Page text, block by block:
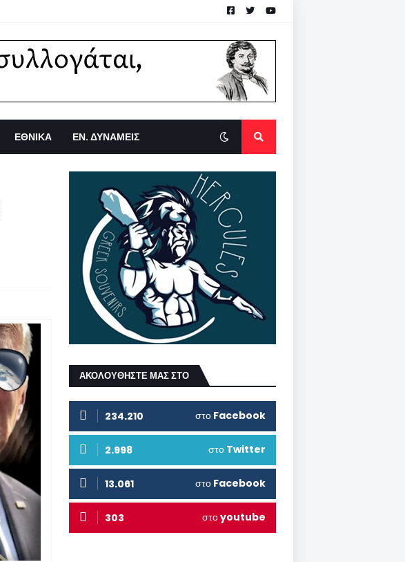
ΕΘΝΙΚΑ ΕΝ. ΔΥΝΑΜΕΙΣ
ΑΚΟΛΟΥΘΗΣΤΕ ΜΑΣ ΣΤΟ
234.210 στο Facebook
2.998 στο Twitter
13.061 στο Facebook
303 στοyoutube